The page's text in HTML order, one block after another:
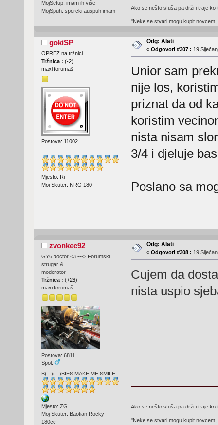
MojSetup: imam ih više
MojSpuh: sporcki auspuh imam
Ako se nešto sfuša pa drži i traje
"Neke se stvari mogu kupit
gokiSP
OPREZ na tržnici
Tržnica : (-2)
maxi forumaš
Postova: 11002
.
Mjesto: Ri
Moj Skuter: NRG 180
Odg: Alati
« Odgovori #307 : 19
Unior sam
nije los,
priznat da od
koristim
nista nisam
3/4 i djeluje
Poslano sa
zvonkec92
GY6 doctor <3 ---> Forumski
strugar &
moderator
Tržnica : (+26)
maxi forumaš
Postova: 6811
Spol:
B( . )( . )BIES MAKE ME SMILE
Mjesto: ZG
Moj Skuter: Baotian Rocky
180cc
Odg: Alati
« Odgovori #308 : 19
Cujem da
nista uspio
Ako se nešto sfuša pa drži i traje
"Neke se stvari mogu kupit